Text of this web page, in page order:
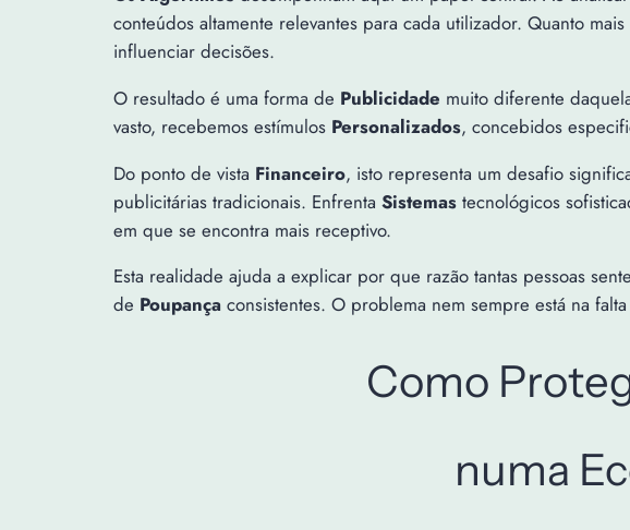
conteúdos altamente relevantes para cada utilizador. Quanto mais
influenciar decisões.
O resultado é uma forma de Publicidade muito diferente
vasto, recebemos estímulos Personalizados, concebidos
Do ponto de vista Financeiro, isto representa um desafio
publicitárias tradicionais. Enfrenta Sistemas tecnológicos
em que se encontra mais receptivo.
Esta realidade ajuda a explicar por que razão tantas pessoas
de Poupança consistentes. O problema nem sempre está na
Como
numa